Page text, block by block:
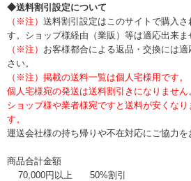
◆送料割引設定について
（※注） 送料割引設定はこのサイトで購入
す。ショップ様経由（業販）等は適応出来ま
（※注） お客様都合による返品・交換には
さい。
（※注）掲載の送料一覧は個人宅様用です。
個人宅様宛の発送は送料割引きになりません
ショップ様や業者様宛ですと送料が安くな
す。
運送会社様の持ち帰りや不在対応にご協力を
商品合計金額
70,000円以上
50%割引